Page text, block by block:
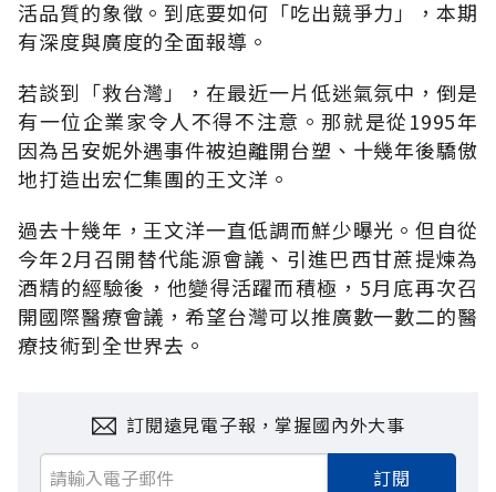
活品質的象徵。到底要如何「吃出競爭力」，本期
有深度與廣度的全面報導。
若談到「救台灣」，在最近一片低迷氣氛中，倒是
有一位企業家令人不得不注意。那就是從1995年
因為呂安妮外遇事件被迫離開台塑、十幾年後驕傲
地打造出宏仁集團的王文洋。
過去十幾年，王文洋一直低調而鮮少曝光。但自從
今年2月召開替代能源會議、引進巴西甘蔗提煉為
酒精的經驗後，他變得活躍而積極，5月底再次召
開國際醫療會議，希望台灣可以推廣數一數二的醫
療技術到全世界去。
訂閱遠見電子報，掌握國內外大事
訂閱